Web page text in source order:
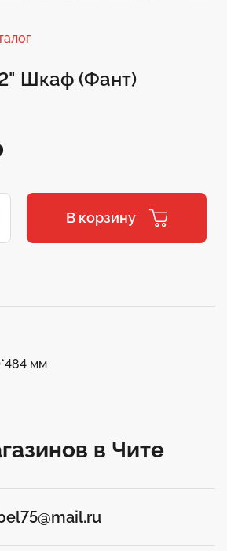
Шкаф (Фант)
В корзину
мм
в Чите